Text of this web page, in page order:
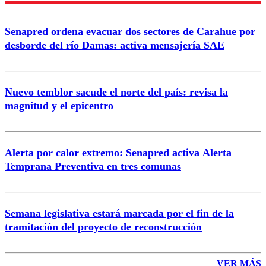
Correo
Senapred ordena evacuar dos sectores de Carahue por
desborde del río Damas: activa mensajería SAE
Nuevo temblor sacude el norte del país: revisa la
magnitud y el epicentro
Alerta por calor extremo: Senapred activa Alerta
Temprana Preventiva en tres comunas
Semana legislativa estará marcada por el fin de la
tramitación del proyecto de reconstrucción
VER MÁS